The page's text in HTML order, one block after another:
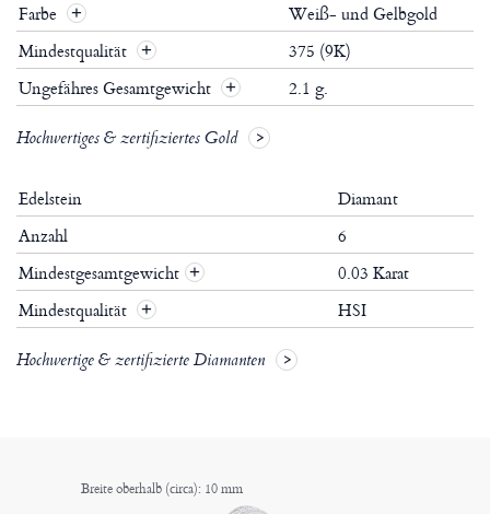
Farbe
Weiß- und Gelbgold
Mindestqualität
375 (9K)
Ungefähres Gesamtgewicht
2.1 g.
Hochwertiges & zertifiziertes Gold
Edelstein
Diamant
Anzahl
6
Mindestgesamtgewicht +
0.03 Karat
Mindestqualität
+ HSI
Hochwertige & zertifizierte Diamanten
Breite oberhalb (circa): 10 mm